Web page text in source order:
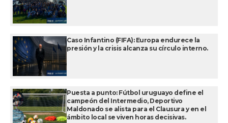
Caso Infantino (FIFA): Europa endurece la
presión y la crisis alcanza su círculo interno.
Puesta a punto: Fútbol uruguayo define el
campeón del Intermedio, Deportivo
Maldonado se alista para el Clausura y en el
ámbito local se viven horas decisivas.